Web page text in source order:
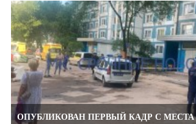
ОПУБЛИКОВАН ПЕРВЫЙ КАДР С МЕСТА